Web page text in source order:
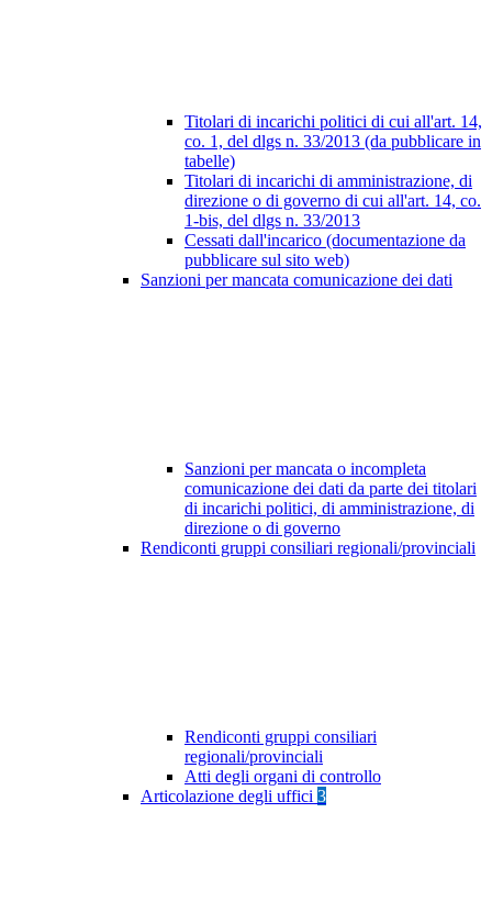
Titolari di incarichi politici di cui all'art. 14,
co. 1, del dlgs n. 33/2013 (da pubblicare in
tabelle)
Titolari di incarichi di amministrazione, di
direzione o di governo di cui all'art. 14, co.
1-bis, del dlgs n. 33/2013
Cessati dall'incarico (documentazione da
pubblicare sul sito web)
Sanzioni per mancata comunicazione dei dati
Sanzioni per mancata o incompleta
comunicazione dei dati da parte dei titolari
di incarichi politici, di amministrazione, di
direzione o di governo
Rendiconti gruppi consiliari regionali/provinciali
Rendiconti gruppi consiliari
regionali/provinciali
Atti degli organi di controllo
Articolazione degli uffici 3